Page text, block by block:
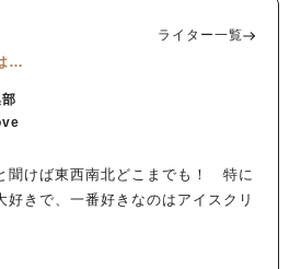
ライター一覧
…
聞けば東西南北どこまでも！ 特に
好きで、一番好きなのはアイスクリ